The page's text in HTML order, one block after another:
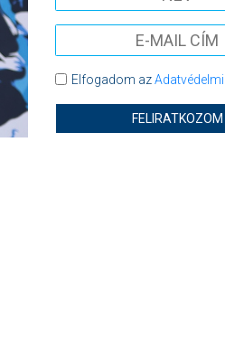
Elfogadom az
FELIRATKOZOM